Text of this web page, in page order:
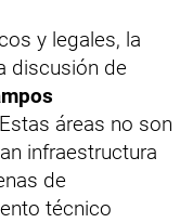
y legales, la
discusión de
áreas no son
infraestructura
de
técnico